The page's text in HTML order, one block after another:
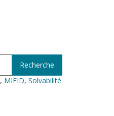
, MIFID, Solvabilité